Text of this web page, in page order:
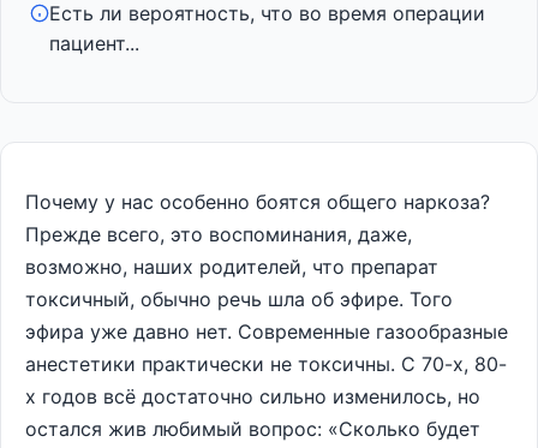
Есть ли вероятность, что во время операции
пациент...
Почему у нас особенно боятся общего наркоза?
Прежде всего, это воспоминания, даже,
возможно, наших родителей, что препарат
токсичный, обычно речь шла об эфире. Того
эфира уже давно нет. Современные газообразные
анестетики практически не токсичны. С 70-х, 80-
х годов всё достаточно сильно изменилось, но
остался жив любимый вопрос: «Сколько будет